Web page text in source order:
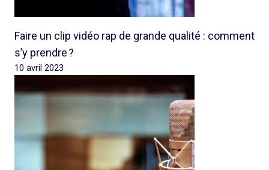
Faire un clip vidéo rap de grande qualité : comment
s’y prendre ?
10 avril 2023